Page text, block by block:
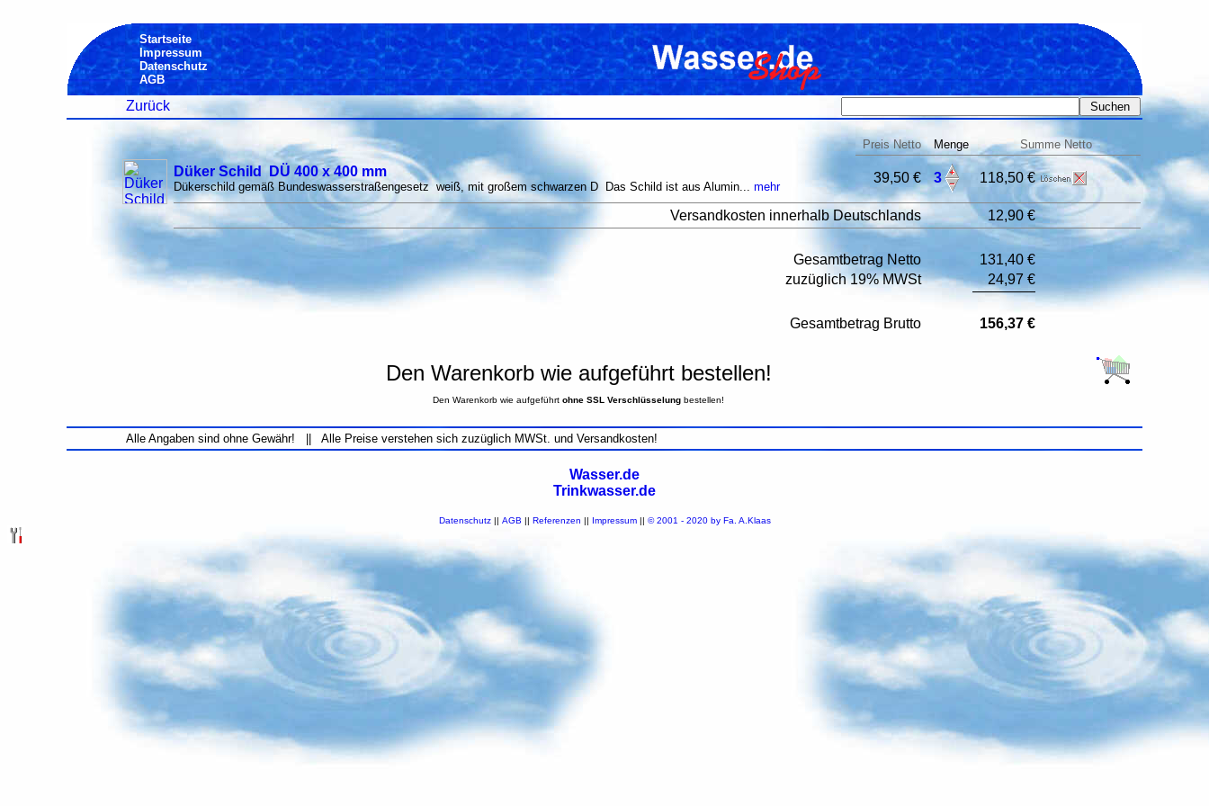
Startseite
Impressum
Datenschutz
AGB
Zurück
Preis Netto Menge Summe Netto
Düker Schild DÜ 400 x 400 mm
Dükerschild gemäß Bundeswasserstraßengesetz weiß, mit großem schwarzen D Das Schild ist aus Alumin... mehr
39,50 € 3 118,50 €
Versandkosten innerhalb Deutschlands 12,90 €
Gesamtbetrag Netto
131,40 €
zuzüglich 19% MWSt
24,97 €
Gesamtbetrag Brutto 156,37 €
Den Warenkorb wie aufgeführt bestellen!
Den Warenkorb wie aufgeführt ohne SSL Verschlüsselung bestellen!
Alle Angaben sind ohne Gewähr! || Alle Preise verstehen sich zuzüglich MWSt. und Versandkosten!
Wasser.de
Trinkwasser.de
Datenschutz|| AGB || Referenzen || Impressum|| © 2001 - 2020 by Fa. A.Klaas